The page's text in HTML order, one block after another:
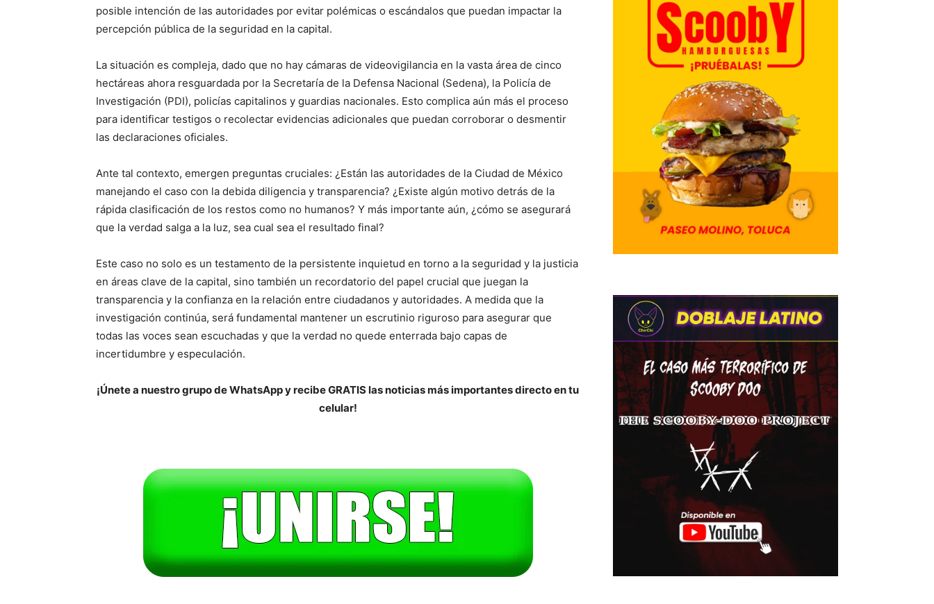
posible intención de las autoridades por evitar polémicas o escándalos que puedan impactar la
percepción pública de la seguridad en la capital.
La situación es compleja, dado que no hay cámaras de videovigilancia en la vasta área de cinco
hectáreas ahora resguardada por la Secretaría de la Defensa Nacional (Sedena), la Policía de
Investigación (PDI), policías capitalinos y guardias nacionales. Esto complica aún más el proceso
para identificar testigos o recolectar evidencias adicionales que puedan corroborar o desmentir
las declaraciones oficiales.
Ante tal contexto, emergen preguntas cruciales: ¿Están las autoridades de la Ciudad de México
manejando el caso con la debida diligencia y transparencia? ¿Existe algún motivo detrás de la
rápida clasificación de los restos como no humanos? Y más importante aún, ¿cómo se asegurará
que la verdad salga a la luz, sea cual sea el resultado final?
Este caso no solo es un testamento de la persistente inquietud en torno a la seguridad y la justicia
en áreas clave de la capital, sino también un recordatorio del papel crucial que juegan la
transparencia y la confianza en la relación entre ciudadanos y autoridades. A medida que la
investigación continúa, será fundamental mantener un escrutinio riguroso para asegurar que
todas las voces sean escuchadas y que la verdad no quede enterrada bajo capas de
incertidumbre y especulación.
¡Únete a nuestro grupo de WhatsApp y recibe GRATIS las noticias más importantes directo en tu
celular!